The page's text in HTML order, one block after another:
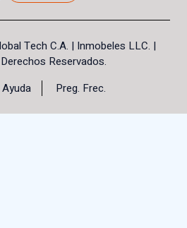
Tech C.A. | Inmobeles LLC. |
Reservados.
Ayuda Preg. Frec.